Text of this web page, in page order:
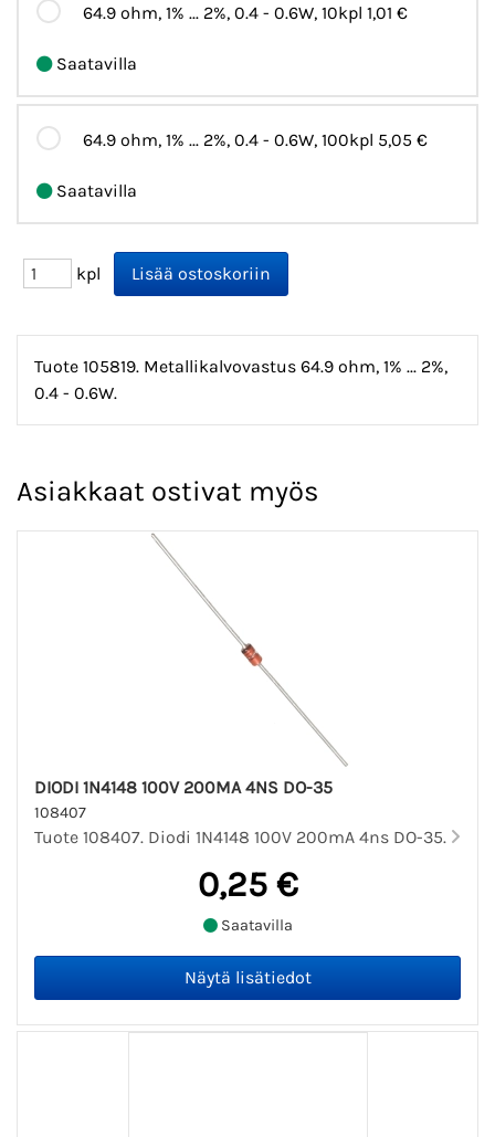
64.9 ohm, 1% ... 2%, 0.4 - 0.6W, 10kpl 1,01 €
Saatavilla
64.9 ohm, 1% ... 2%, 0.4 - 0.6W, 100kpl 5,05 €
Saatavilla
kpl
Tuote 105819. Metallikalvovastus 64.9 ohm, 1% ... 2%,
0.4 - 0.6W.
Asiakkaat ostivat myös
DIODI 1N4148 100V 200MA 4NS DO-35
108407
Tuote 108407. Diodi 1N4148 100V 200mA 4ns DO-35.
0,25 €
Saatavilla